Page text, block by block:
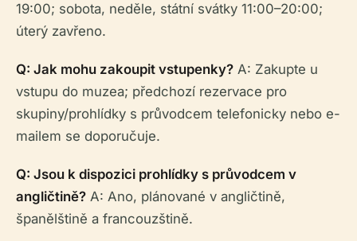
19:00; sobota, neděle, státní svátky 11:00–20:00;
úterý zavřeno.
Q: Jak mohu zakoupit vstupenky? A: Zakupte u
vstupu do muzea; předchozí rezervace pro
skupiny/prohlídky s průvodcem telefonicky nebo e-
mailem se doporučuje.
Q: Jsou k dispozici prohlídky s průvodcem v
angličtině? A: Ano, plánované v angličtině,
španělštině a francouzštině.